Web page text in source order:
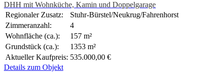
DHH mit Wohnküche, Kamin und Doppelgarage
Regionaler Zusatz:
Stuhr-Bürstel/Neukrug/Fahrenhorst
Zimmeranzahl:
4
Wohnfläche (ca.):
157 m²
Grundstück (ca.):
1353 m²
Aktueller Kaufpreis: 535.000,00 €
Details zum Objekt